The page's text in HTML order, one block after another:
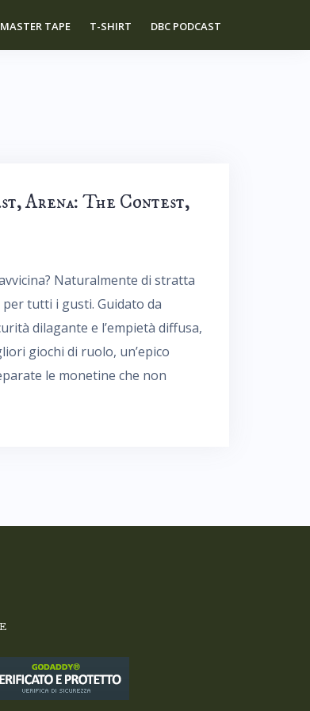
TAPE T-SHIRT DBC PODCAST
Arena: The Contest,
Naturalmente di stratta
tutti i gusti. Guidato da
dilagante e l’empietà diffusa,
giochi di ruolo, un’epico
le monetine che non